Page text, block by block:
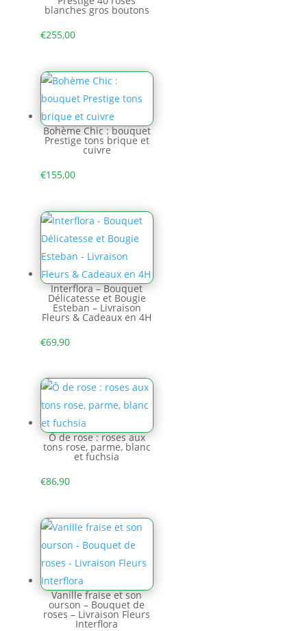
blanches gros boutons
€255,00
Bohème Chic : bouquet
Prestige tons brique et
cuivre
€155,00
Interflora – Bouquet
Délicatesse et Bougie
Esteban – Livraison
Fleurs & Cadeaux en 4H
€69,90
Ô de rose : roses aux
tons rose, parme, blanc
et fuchsia
€86,90
Vanille fraise et son
ourson – Bouquet de
roses – Livraison Fleurs
Interflora